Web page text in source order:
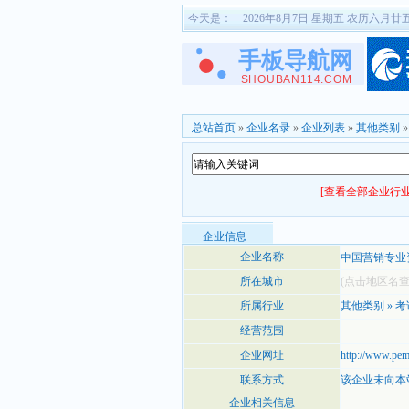
今天是： 2026年8月7日 星期五 农历六月廿
总站首页 » 企业名录 » 企业列表 » 其他类别
[查看全部企业行
企业信息
企业名称
中国营销专业
所在城市
(点击地区名
所属行业
其他类别 » 考
经营范围
企业网址
http://
联系方式
该企业未向
企业相关信息